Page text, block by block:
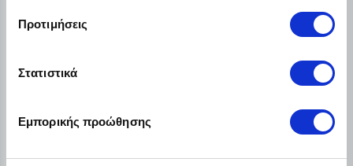
Προτιμήσεις
Στατιστικά
Εμπορικής προώθησης
Δωρεάν αποστολή σε όλη την Ελλάδα